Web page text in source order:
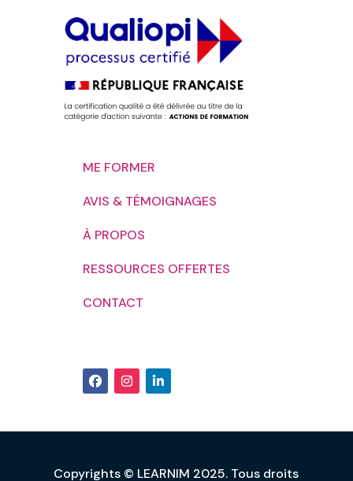
ME FORMER
AVIS & TÉMOIGNAGES
À PROPOS
RESSOURCES OFFERTES
CONTACT
Copyrights © LEARNIM 2025. Tous droits